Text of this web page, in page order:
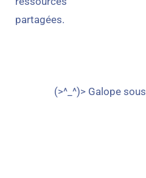
partagées.
(>^_^)> Galope sous